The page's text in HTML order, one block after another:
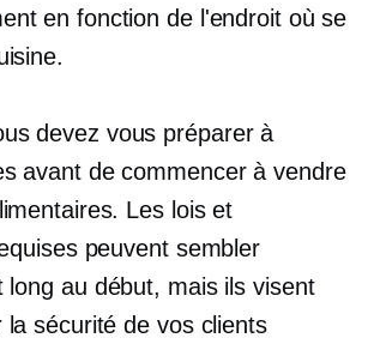
en fonction de l'endroit où se
devez vous préparer à
avant de commencer à vendre
Les lois et
peuvent sembler
long au début, mais ils visent
sécurité de vos clients